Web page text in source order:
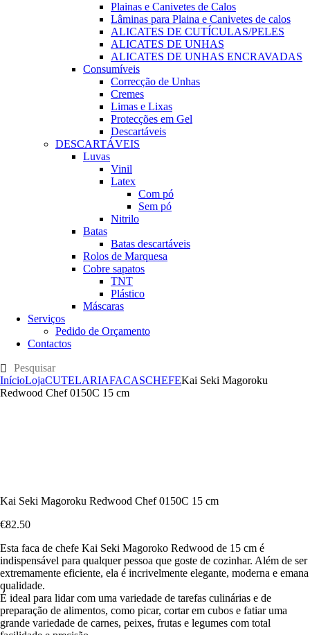
Plainas e Canivetes de Calos
Lâminas para Plaina e Canivetes de calos
ALICATES DE CUTÍCULAS/PELES
ALICATES DE UNHAS
ALICATES DE UNHAS ENCRAVADAS
Consumíveis
Correcção de Unhas
Cremes
Limas e Lixas
Protecções em Gel
Descartáveis
DESCARTÁVEIS
Luvas
Vinil
Latex
Com pó
Sem pó
Nitrilo
Batas
Batas descartáveis
Rolos de Marquesa
Cobre sapatos
TNT
Plástico
Máscaras
Serviços
Pedido de Orçamento
Contactos
InícioLojaCUTELARIAFACASCHEFEKai Seki Magoroku
Redwood Chef 0150C 15 cm
Kai Seki Magoroku Redwood Chef 0150C 15 cm
€82.50
Esta faca de chefe Kai Seki Magoroko Redwood de 15 cm é
indispensável para qualquer pessoa que goste de cozinhar. Além de ser
extremamente eficiente, ela é incrivelmente elegante, moderna e emana
qualidade.
É ideal para lidar com uma variedade de tarefas culinárias e de
preparação de alimentos, como picar, cortar em cubos e fatiar uma
grande variedade de carnes, peixes, frutas e legumes com total